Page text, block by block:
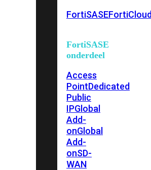
FortiSASEFortiCloud
FortiSASE
onderdeel
Access
PointDedicated
Public
IPGlobal
Add-
onGlobal
Add-
onSD-
WAN